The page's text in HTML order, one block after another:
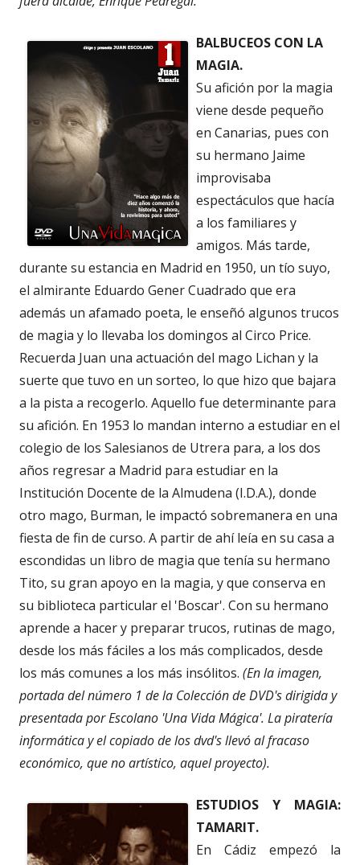
BALBUCEOS CON LA
MAGIA.
Su afición por la magia
viene desde pequeño
en Canarias, pues con
su hermano Jaime
improvisaba
espectáculos que hacía
a los familiares y
amigos. Más tarde,
durante su estancia en Madrid en 1950, un tío suyo,
el almirante Eduardo Gener Cuadrado que era
además un afamado poeta, le enseñó algunos trucos
de magia y lo llevaba los domingos al Circo Price.
Recuerda Juan una actuación del mago Lichan y la
suerte que tuvo en un sorteo, lo que hizo que bajara
a la pista a recogerlo. Aquello fue determinante para
su afición. En 1953 lo mandan interno a estudiar en el
colegio de los Salesianos de Utrera para, a los dos
años regresar a Madrid para estudiar en la
Institución Docente de la Almudena (I.D.A.), donde
otro mago, Burman, le impactó sobremanera en una
fiesta de fin de curso. A partir de ahí leía en su casa a
escondidas un libro de magia que tenía su hermano
Tito, su gran apoyo en la magia, y que conserva en
su biblioteca particular el 'Boscar'. Con su hermano
aprende a hacer y preparar trucos, rutinas de mago,
desde los más fáciles a los más complicados, desde
los más comunes a los más insólitos. (En la imagen,
portada del número 1 de la Colección de DVD's dirigida y
presentada por Escolano 'Una Vida Mágica'. La piratería
informática y el copiado de los dvd's llevó al fracaso
económico, que no artístico, aquel proyecto).
ESTUDIOS Y MAGIA:
TAMARIT.
En Cádiz empezó la